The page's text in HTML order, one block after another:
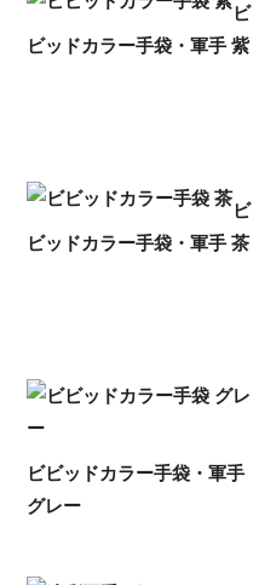
ビ
ビッドカラー手袋・軍手 紫
ビ
ビッドカラー手袋・軍手 茶
ビビッドカラー手袋・軍手
グレー